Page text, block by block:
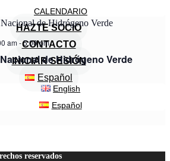
CALENDARIO
HAZTE SOCIO
CONTACTO
INICIAR SESIÓN
Español
English
Español
am-5:00 pm
de Hidrógeno Verde
reservados